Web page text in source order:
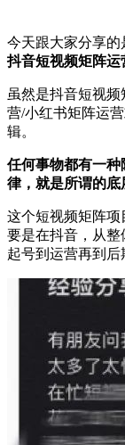
今天跟大家分享的
抖音短视频矩阵运
虽然是抖音短视
营/小红书矩阵运
辑。
任何事物都有一种
律，就是所谓的底
这个短视频矩阵
要是在抖音，从
起号到运营再到后